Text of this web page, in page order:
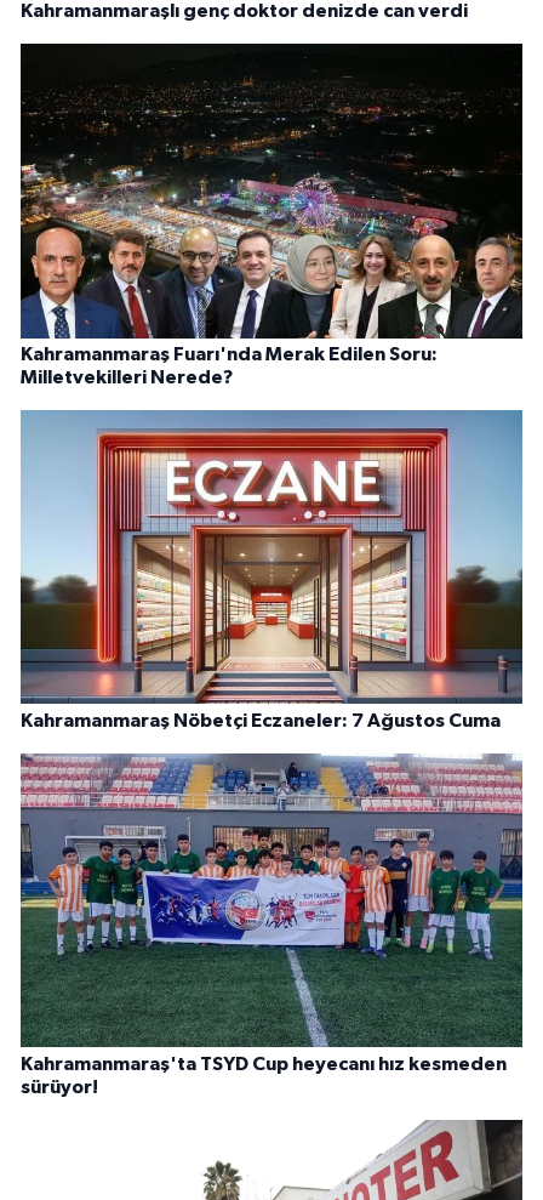
Kahramanmaraşlı genç doktor denizde can verdi
Kahramanmaraş Fuarı'nda Merak Edilen Soru:
Milletvekilleri Nerede?
Kahramanmaraş Nöbetçi Eczaneler: 7 Ağustos Cuma
Kahramanmaraş'ta TSYD Cup heyecanı hız kesmeden
sürüyor!